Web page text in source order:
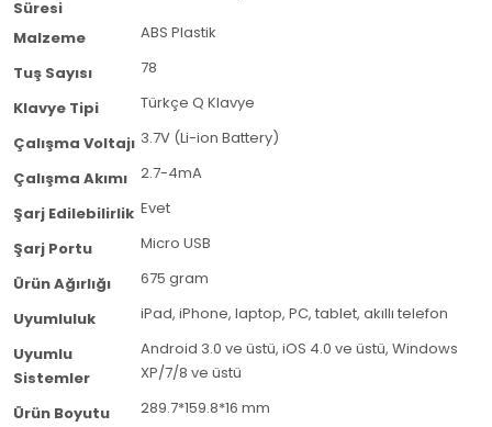
Süresi
Malzeme ABS Plastik
Tuş Sayısı 78
Klavye Tipi Türkçe Q Klavye
Çalışma Voltajı 3.7V (Li-ion Battery)
Çalışma Akımı 2.7-4mA
Şarj Edilebilirlik Evet
Şarj Portu Micro USB
Ürün Ağırlığı 675 gram
Uyumluluk iPad, iPhone, laptop, PC, tablet, akıllı telefon
Uyumlu
Sistemler
Android 3.0 ve üstü, iOS 4.0 ve üstü, Windows
XP/7/8 ve üstü
Ürün Boyutu 289.7*159.8*16 mm